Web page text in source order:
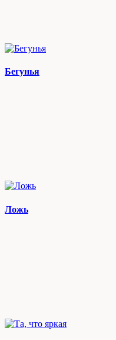
Бегунья
Ложь